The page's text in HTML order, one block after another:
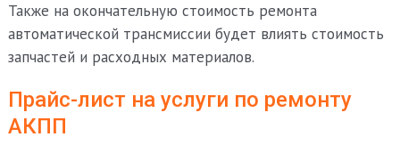
Также на окончательную стоимость ремонта
автоматической трансмиссии будет влиять стоимость
запчастей и расходных материалов.
Прайс-лист на услуги по ремонту
АКПП